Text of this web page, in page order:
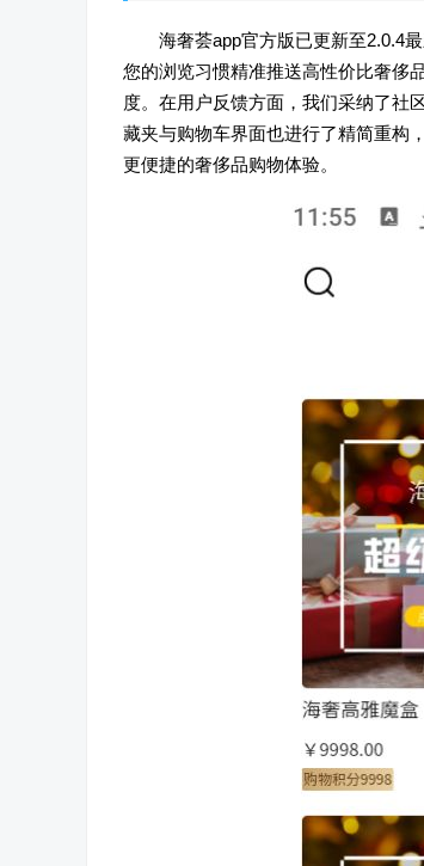
海奢荟app官方版已更新至2.0.4
您的浏览习惯精准推送高性价比奢侈
度。在用户反馈方面，我们采纳了社
藏夹与购物车界面也进行了精简重构
更便捷的奢侈品购物体验。